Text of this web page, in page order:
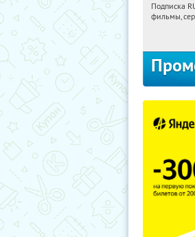
Подписка
фильмы,